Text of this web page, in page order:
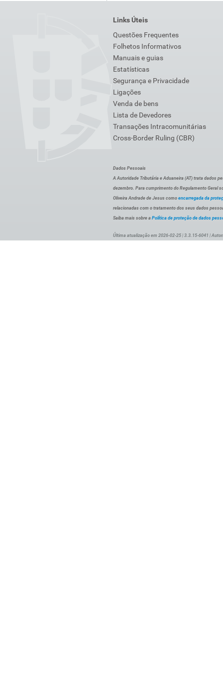
Links Úteis
Questões Frequentes
Folhetos Informativos
Manuais e guias
Estatísticas
Segurança e Privacidade
Ligações
Venda de bens
Lista de Devedores
Transações Intracomunitárias
Cross-Border Ruling (CBR)
Dados Pessoais
A Autoridade Tributária e Aduaneira (AT) trata dados
dezembro. Para cumprimento do Regulamento Geral
Oliveira Andrade de Jesus como encarregada da
relacionadas com o tratamento dos seus dados
Saiba mais sobre a Política de proteção de dados
Última atualização em 2026-02-25 | 3.3.15-6041 |